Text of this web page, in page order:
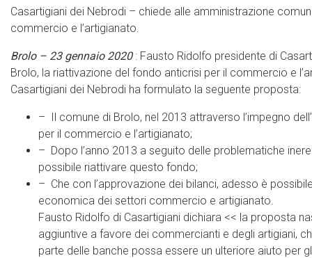
Casartigiani dei Nebrodi – chiede alle amministrazione
commercio e l’artigianato.
Brolo – 23 gennaio 2020: Fausto Ridolfo presidente di
Brolo, la riattivazione del fondo anticrisi per il commercio e
Casartigiani dei Nebrodi ha formulato la seguente proposta:
– Il comune di Brolo, nel 2013 attraverso l’impegno
per il commercio e l’artigianato;
– Dopo l’anno 2013 a seguito delle problematiche
possibile riattivare questo fondo;
– Che con l’approvazione dei bilanci, adesso è
economica dei settori commercio e artigianato.
Fausto Ridolfo di Casartigiani dichiara << la proposta
aggiuntive a favore dei commercianti e degli artigiani,
parte delle banche possa essere un ulteriore aiuto per